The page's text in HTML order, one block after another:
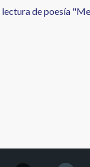
de poesía